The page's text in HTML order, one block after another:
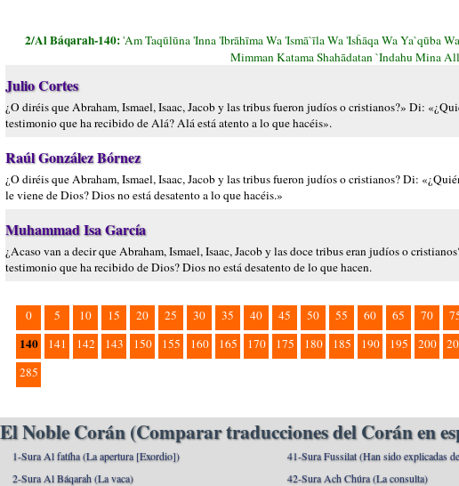
2/Al Báqarah-140:'Am Taqūlūna 'Inna 'Ibrāhīma Wa 'Ismā`īla Wa 'Isĥāqa Wa Ya`qūba
Mimman Katama Shahādatan `Indahu Mina
Julio Cortes
¿O diréis que Abraham, Ismael, Isaac, Jacob y las tribus fueron judíos o cristianos?» Di:
testimonio que ha recibido de Alá? Alá está atento a lo que hacéis».
Raúl González Bórnez
¿O diréis que Abraham, Ismael, Isaac, Jacob y las tribus fueron judíos o cristianos? Di:
le viene de Dios? Dios no está desatento a lo que hacéis.»
Muhammad Isa García
¿Acaso van a decir que Abraham, Ismael, Isaac, Jacob y las doce tribus eran judíos o
testimonio que ha recibido de Dios? Dios no está desatento de lo que hacen.
0 5 10 15 20 25 30 35 40 45 50 55 60 65 70
140 141 142 143 150 155 160 165 170 175 180 185 190 195 200
285
El Noble Corán (Comparar traducciones del Corán en
1-Sura Al fatíha (La apertura [Exordio])
2-Sura Al Báqarah (La vaca)
41-Sura Fussilat (Han sido explicadas
42-Sura Ach Chúra (La consulta)